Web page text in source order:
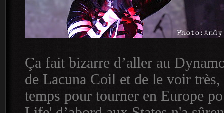
Ça fait bizarre d’aller au
de Lacuna Coil et de le voir
temps pour tourner en Europe